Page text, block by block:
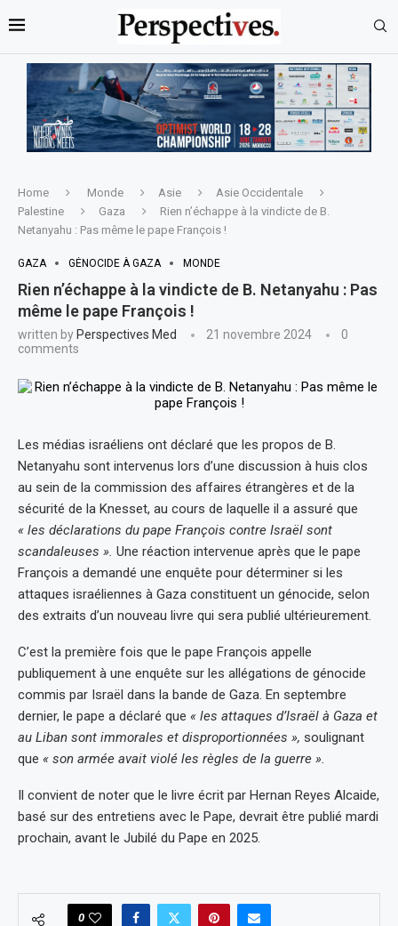
Home Monde Asie
Asie Occidentale
Palestine
Gaza
Rien n’échappe à la vindicte de B.
Netanyahu : Pas même le pape François !
GAZA GÉNOCIDE À GAZA MONDE
Rien n’échappe à la vindicte de B. Netanyahu : Pas
même le pape François !
written by Perspectives Med 21 novembre 2024
0
comments
Les médias israéliens ont déclaré que les propos de B.
Netanyahu sont intervenus lors d’une discussion à huis clos
au sein de la commission des affaires étrangères et de la
sécurité de la Knesset, au cours de laquelle il a assuré que
« les déclarations du pape François contre Israël sont
scandaleuses ». Une réaction intervenue après que le pape
François a demandé une enquête pour déterminer si les
attaques israéliennes à Gaza constituent un génocide, selon
des extraits d’un nouveau livre qui sera publié ultérieurement.
C’est la première fois que le pape François appelle
publiquement à une enquête sur les allégations de génocide
commis par Israël dans la bande de Gaza. En septembre
dernier, le pape a déclaré que « les attaques d’Israël à Gaza et
au Liban sont immorales et disproportionnées », soulignant
que « son armée avait violé les règles de la guerre ».
Il convient de noter que le livre écrit par Hernan Reyes Alcaide,
basé sur des entretiens avec le Pape, devrait être publié mardi
prochain, avant le Jubilé du Pape en 2025.
0